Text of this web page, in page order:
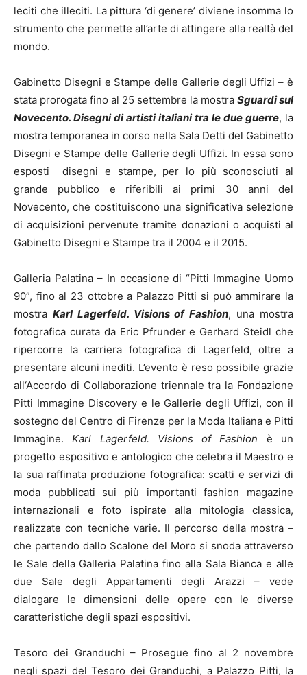
leciti che illeciti. La pittura ‘di genere’ diviene insomma lo
strumento che permette all’arte di attingere alla realtà del
mondo.
Gabinetto Disegni e Stampe delle Gallerie degli Uffizi – è
stata prorogata fino al 25 settembre la mostra Sguardi sul
Novecento. Disegni di artisti italiani tra le due guerre, la
mostra temporanea in corso nella Sala Detti del Gabinetto
Disegni e Stampe delle Gallerie degli Uffizi. In essa sono
esposti disegni e stampe, per lo più sconosciuti al
grande pubblico e riferibili ai primi 30 anni del
Novecento, che costituiscono una significativa selezione
di acquisizioni pervenute tramite donazioni o acquisti al
Gabinetto Disegni e Stampe tra il 2004 e il 2015.
Galleria Palatina – In occasione di “Pitti Immagine Uomo
90”, fino al 23 ottobre a Palazzo Pitti si può ammirare la
mostra Karl Lagerfeld. Visions of Fashion, una mostra
fotografica curata da Eric Pfrunder e Gerhard Steidl che
ripercorre la carriera fotografica di Lagerfeld, oltre a
presentare alcuni inediti. L’evento è reso possibile grazie
all‘Accordo di Collaborazione triennale tra la Fondazione
Pitti Immagine Discovery e le Gallerie degli Uffizi, con il
sostegno del Centro di Firenze per la Moda Italiana e Pitti
Immagine. Karl Lagerfeld. Visions of Fashion è un
progetto espositivo e antologico che celebra il Maestro e
la sua raffinata produzione fotografica: scatti e servizi di
moda pubblicati sui più importanti fashion magazine
internazionali e foto ispirate alla mitologia classica,
realizzate con tecniche varie. Il percorso della mostra –
che partendo dallo Scalone del Moro si snoda attraverso
le Sale della Galleria Palatina fino alla Sala Bianca e alle
due Sale degli Appartamenti degli Arazzi – vede
dialogare le dimensioni delle opere con le diverse
caratteristiche degli spazi espositivi.
Tesoro dei Granduchi – Prosegue fino al 2 novembre
negli spazi del Tesoro dei Granduchi, a Palazzo Pitti, la